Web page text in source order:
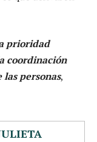
prioridad
coordinación
personas,